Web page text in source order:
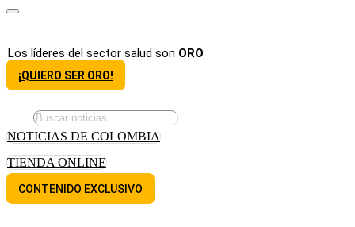
Los líderes del sector salud son ORO
¡QUIERO SER ORO!
NOTICIAS DE COLOMBIA
TIENDA ONLINE
CONTENIDO EXCLUSIVO